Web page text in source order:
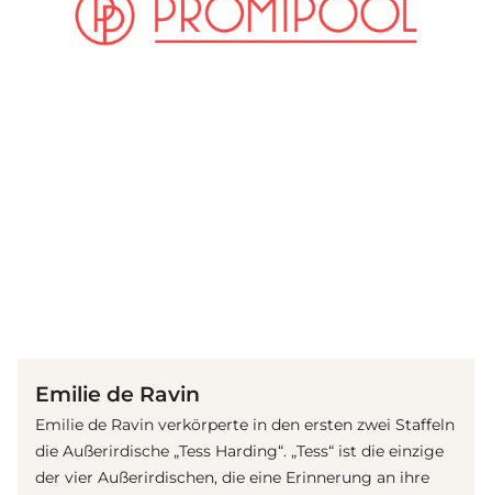
Emilie de Ravin
Emilie de Ravin verkörperte in den ersten zwei Staffeln
die Außerirdische „Tess Harding“. „Tess“ ist die einzige
der vier Außerirdischen, die eine Erinnerung an ihre